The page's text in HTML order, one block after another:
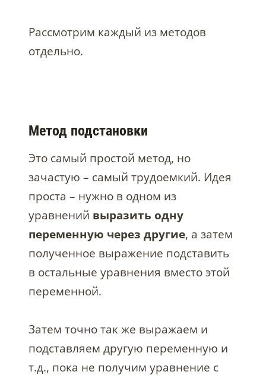
Рассмотрим каждый из методов
отдельно.
Метод подстановки
Это самый простой метод, но
зачастую – самый трудоемкий. Идея
проста – нужно в одном из
уравнений выразить одну
переменную через другие, а затем
полученное выражение подставить
в остальные уравнения вместо этой
переменной.
Затем точно так же выражаем и
подставляем другую переменную и
т.д., пока не получим уравнение с